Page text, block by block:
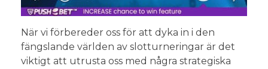
När vi förbereder oss för att dyka in i den
fängslande världen av slotturneringar är det
viktigt att utrusta oss med några strategiska